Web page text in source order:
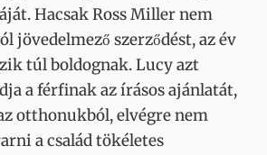
Hacsak Ross Miller nem
jövedelmező szerződést, az év
túl boldognak. Lucy azt
a férfinak az írásos ajánlatát,
otthonukból, elvégre nem
a család tökéletes